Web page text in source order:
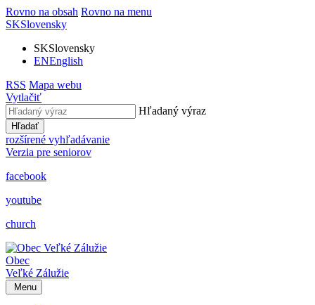
Rovno na obsah Rovno na menu
SKSlovensky
SKSlovensky
ENEnglish
RSS Mapa webu
Vytlačiť
Hľadaný výraz
Hľadať
rozšírené vyhľadávanie
Verzia pre seniorov
facebook
youtube
church
Obec
Veľké Zálužie
Menu